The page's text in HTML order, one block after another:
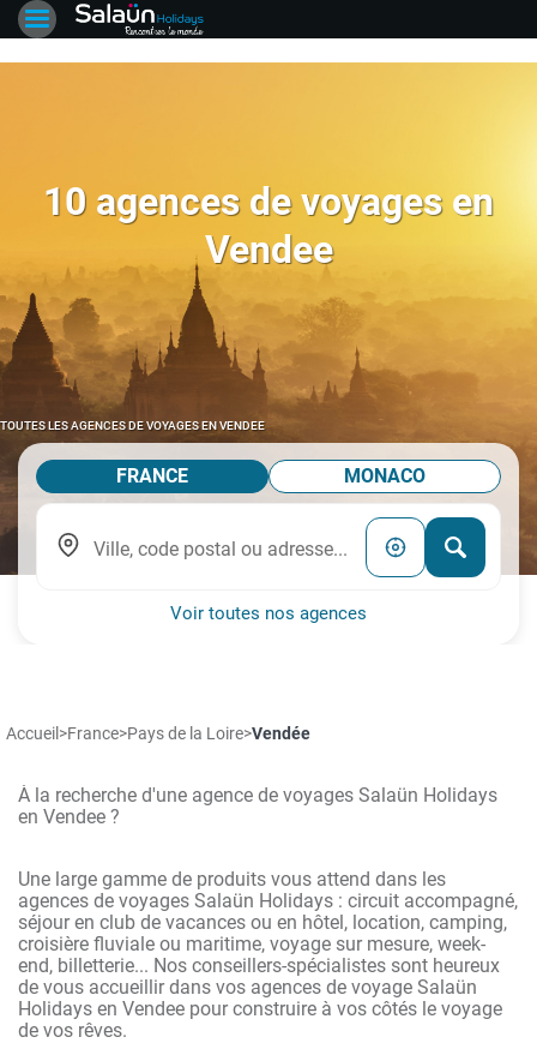
10 agences de voyages en
Vendee
TOUTES LES AGENCES DE VOYAGES EN VENDEE
FRANCE MONACO
Voir toutes nos agences
Accueil >France>Pays de la Loire>Vendée
À la recherche d'une agence de voyages Salaün Holidays
en Vendee ?
Une large gamme de produits vous attend dans les
agences de voyages Salaün Holidays : circuit accompagné,
séjour en club de vacances ou en hôtel, location, camping,
croisière fluviale ou maritime, voyage sur mesure, week-
end, billetterie... Nos conseillers-spécialistes sont heureux
de vous accueillir dans vos agences de voyage Salaün
Holidays en Vendee pour construire à vos côtés le voyage
de vos rêves.